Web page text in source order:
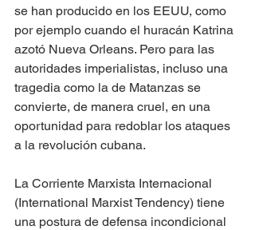
se han producido en los EEUU, como
por ejemplo cuando el huracán Katrina
azotó Nueva Orleans. Pero para las
autoridades imperialistas, incluso una
tragedia como la de Matanzas se
convierte, de manera cruel, en una
oportunidad para redoblar los ataques
a la revolución cubana.
La Corriente Marxista Internacional
(International Marxist Tendency) tiene
una postura de defensa incondicional